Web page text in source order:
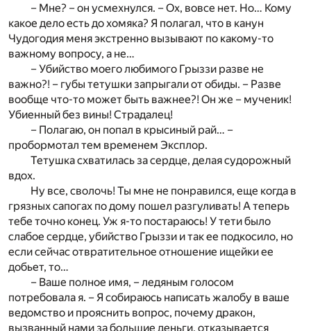
– Мне? – он усмехнулся. – Ох, вовсе нет. Но… Кому
какое дело есть до хомяка? Я полагал, что в канун
Чудогодия меня экстренно вызывают по какому-то
важному вопросу, а не…
– Убийство моего любимого Грыззи разве не
важно?! – губы тетушки запрыгали от обиды. – Разве
вообще что-то может быть важнее?! Он же – мученик!
Убиенный без вины! Страдалец!
– Полагаю, он попал в крысиный рай… –
пробормотал тем временем Эксплор.
Тетушка схватилась за сердце, делая судорожный
вдох.
Ну все, сволочь! Ты мне не понравился, еще когда в
грязных сапогах по дому пошел разгуливать! А теперь
тебе точно конец. Уж я-то постараюсь! У тети было
слабое сердце, убийство Грыззи и так ее подкосило, но
если сейчас отвратительное отношение ищейки ее
добьет, то…
– Ваше полное имя, – ледяным голосом
потребовала я. – Я собираюсь написать жалобу в ваше
ведомство и прояснить вопрос, почему дракон,
вызванный нами за большие деньги, отказывается